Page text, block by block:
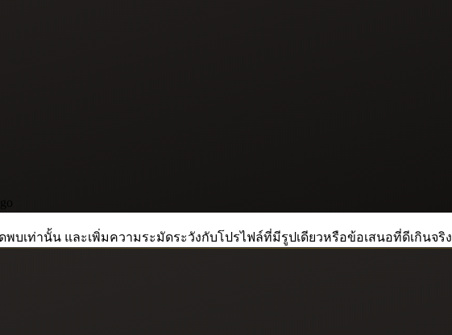
บเท่านั้น และเพิ่มความระมัดระวังกับโปรไฟล์ที่มีรูปเดียวหรือข้อเสนอที่ดีเกินจริง